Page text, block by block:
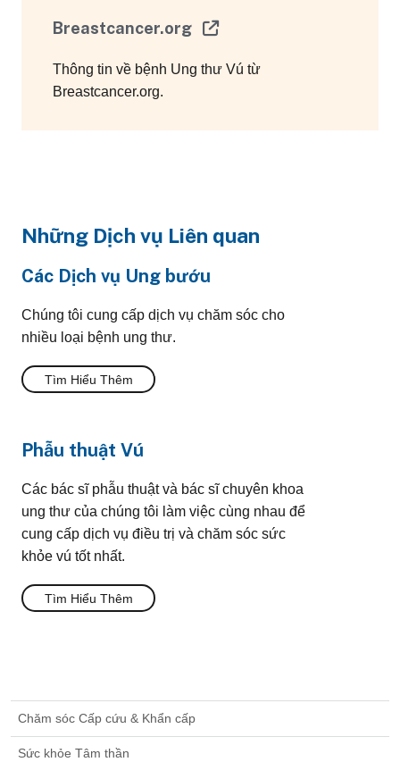
Chăm sóc Cấp cứu & Khẩn cấp
Sức khỏe Tâm thần
Breastcancer.org
Thông tin về bệnh Ung thư Vú từ
Breastcancer.org.
Những Dịch vụ Liên quan
Các Dịch vụ Ung bướu
Chúng tôi cung cấp dịch vụ chăm sóc cho
nhiều loại bệnh ung thư.
Tìm Hiểu Thêm
Phẫu thuật Vú
Các bác sĩ phẫu thuật và bác sĩ chuyên khoa
ung thư của chúng tôi làm việc cùng nhau để
cung cấp dịch vụ điều trị và chăm sóc sức
khỏe vú tốt nhất.
Tìm Hiểu Thêm